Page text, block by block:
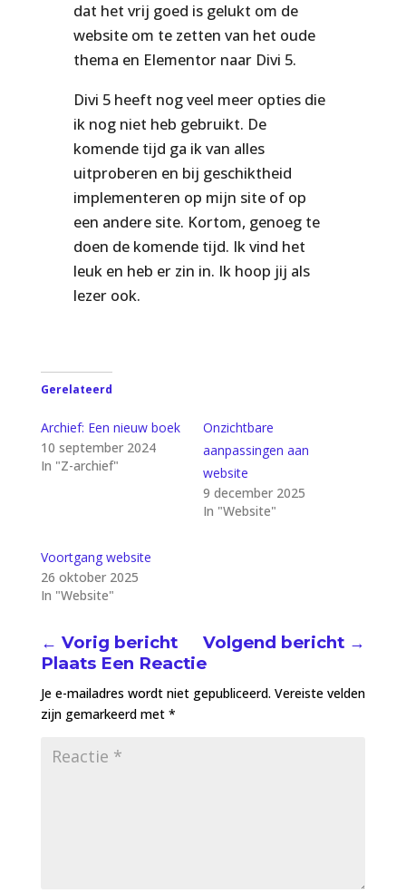
dat het vrij goed is gelukt om de
website om te zetten van het oude
thema en Elementor naar Divi 5.
Divi 5 heeft nog veel meer opties die
ik nog niet heb gebruikt. De
komende tijd ga ik van alles
uitproberen en bij geschiktheid
implementeren op mijn site of op
een andere site. Kortom, genoeg te
doen de komende tijd. Ik vind het
leuk en heb er zin in. Ik hoop jij als
lezer ook.
Gerelateerd
Archief: Een nieuw boek
10 september 2024
In "Z-archief"
Onzichtbare
aanpassingen aan
website
9 december 2025
In "Website"
Voortgang website
26 oktober 2025
In "Website"
← Vorig bericht Volgend bericht →
Plaats Een Reactie
Je e-mailadres wordt niet gepubliceerd. Vereiste velden
zijn gemarkeerd met *